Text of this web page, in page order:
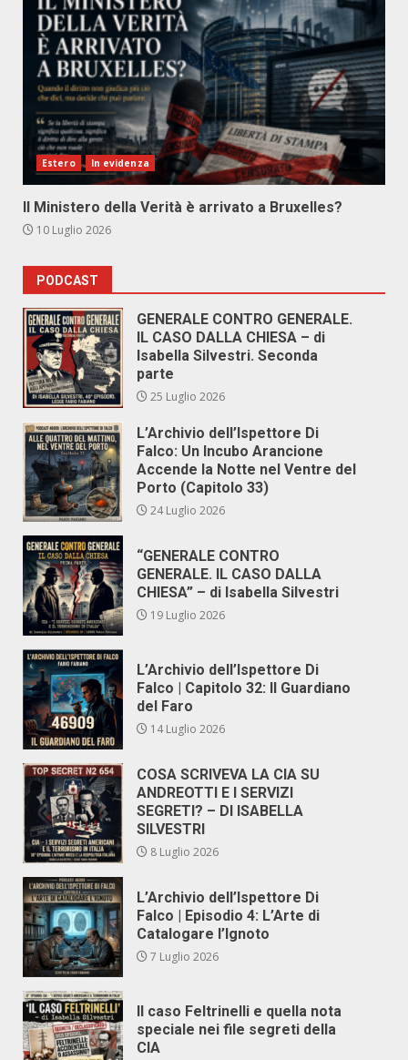
Estero In evidenza
Il Ministero della Verità è arrivato a Bruxelles?
10 Luglio 2026
PODCAST
GENERALE CONTRO GENERALE.
IL CASO DALLA CHIESA – di
Isabella Silvestri. Seconda
parte
25 Luglio 2026
L’Archivio dell’Ispettore Di
Falco: Un Incubo Arancione
Accende la Notte nel Ventre del
Porto (Capitolo 33)
24 Luglio 2026
“GENERALE CONTRO
GENERALE. IL CASO DALLA
CHIESA” – di Isabella Silvestri
19 Luglio 2026
L’Archivio dell’Ispettore Di
Falco | Capitolo 32: Il Guardiano
del Faro
14 Luglio 2026
COSA SCRIVEVA LA CIA SU
ANDREOTTI E I SERVIZI
SEGRETI? – DI ISABELLA
SILVESTRI
8 Luglio 2026
L’Archivio dell’Ispettore Di
Falco | Episodio 4: L’Arte di
Catalogare l’Ignoto
7 Luglio 2026
Il caso Feltrinelli e quella nota
speciale nei file segreti della
CIA